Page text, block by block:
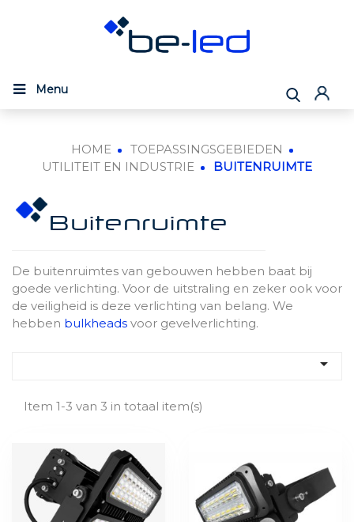
Menu
HOME
TOEPASSINGSGEBIEDEN
UTILITEIT EN INDUSTRIE
BUITENRUIMTE
Buitenruimte
De buitenruimtes van gebouwen hebben baat bij
goede verlichting. Voor de uitstraling en zeker ook voor
de veiligheid is deze verlichting van belang. We
hebben bulkheads voor gevelverlichting.

Item 1-3 van 3 in totaal item(s)